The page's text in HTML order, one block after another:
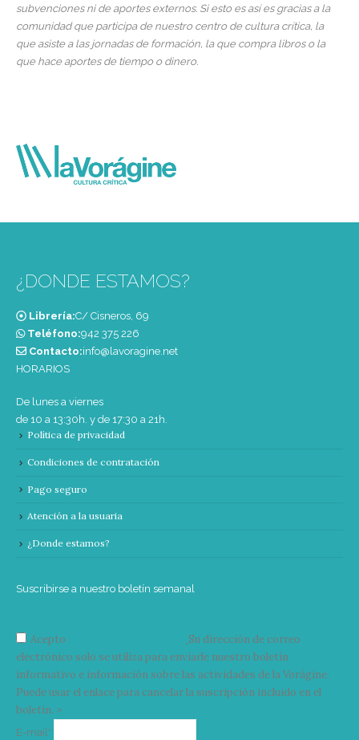
subvenciones ni de aportes externos. Si esto es así es gracias a la
comunidad que participa de nuestro centro de cultura crítica, la
que asiste a las jornadas de formación, la que compra libros o la
que hace aportes de tiempo o dinero.
¿DONDE ESTAMOS?
Librería:C/ Cisneros, 69
Teléfono:‭942 375 226‬
Contacto:info@lavoragine.net
HORARIOS
De lunes a viernes
de 10 a 13:30h. y de 17:30 a 21h.
Política de privacidad
Condiciones de contratación
Pago seguro
Atención a la usuaria
¿Donde estamos?
Suscribirse a nuestro boletín semanal
Acepto
Su dirección de correo
electrónico solo se utiliza para enviarle nuestro boletín
informativo e información sobre las actividades de la Vorágine.
Puede usar el enlace para cancelar la suscripción incluido en el
boletín. >
E-mail*